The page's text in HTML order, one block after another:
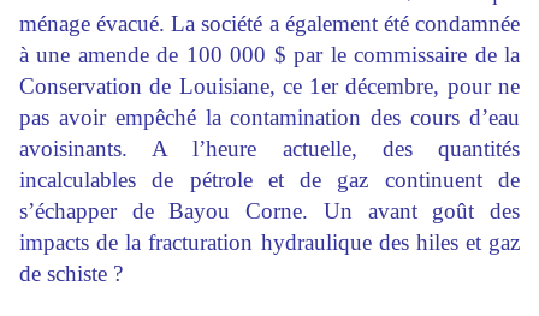
ménage évacué. La société a également été condamnée
à une amende de 100 000 $ par le commissaire de la
Conservation de Louisiane, ce 1er décembre, pour ne
pas avoir empêché la contamination des cours d’eau
avoisinants. A l’heure actuelle, des quantités
incalculables de pétrole et de gaz continuent de
s’échapper de Bayou Corne. Un avant goût des
impacts de la fracturation hydraulique des hiles et gaz
de schiste ?